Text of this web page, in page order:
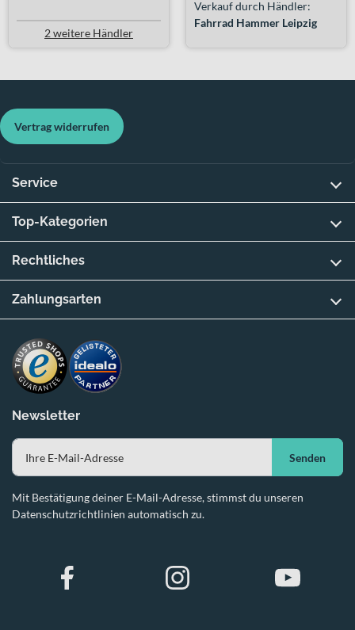
2 weitere Händler
Verkauf durch Händler:
Fahrrad Hammer Leipzig
Newsletter
Senden
Mit Bestätigung deiner E-Mail-Adresse, stimmst du unseren
Datenschutzrichtlinien automatisch zu.
Vertrag widerrufen
Service
Top-Kategorien
Rechtliches
Zahlungsarten